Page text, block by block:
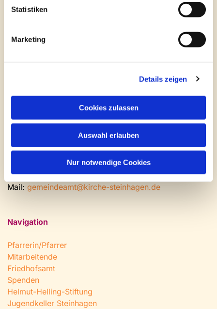
Statistiken
Marketing
Details zeigen
Cookies zulassen
Auswahl erlauben
Nur notwendige Cookies
Evangelische Kirchengemeinde Steinhagen
Mail:gemeindeamt@kirche-steinhagen.de
Gemeinde- und Friedhofsamt
Montag: geschlossen
Nachmittags nach Vereinbarung
0 52 04 / 36 28
Fax: 0 52 04 / 25 65
Mail: gemeindeamt@kirche-steinhagen.de
Navigation
Pfarrerin/Pfarrer
Mitarbeitende
Friedhofsamt
Spenden
Helmut-Helling-Stiftung
Jugendkeller Steinhagen